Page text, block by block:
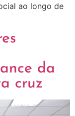
ao longo de
da
cruz